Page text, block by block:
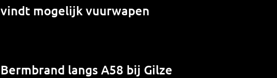
vindt mogelijk vuurwapen
Bermbrand langs A58 bij Gilze